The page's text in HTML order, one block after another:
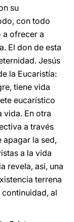
su
con todo
a ofrecer a
El don de esta
Jesús
la Eucaristía:
tiene vida
eucarístico
vida. En otra
a través
la sed,
a la vida
revela, así, una
terrena
al